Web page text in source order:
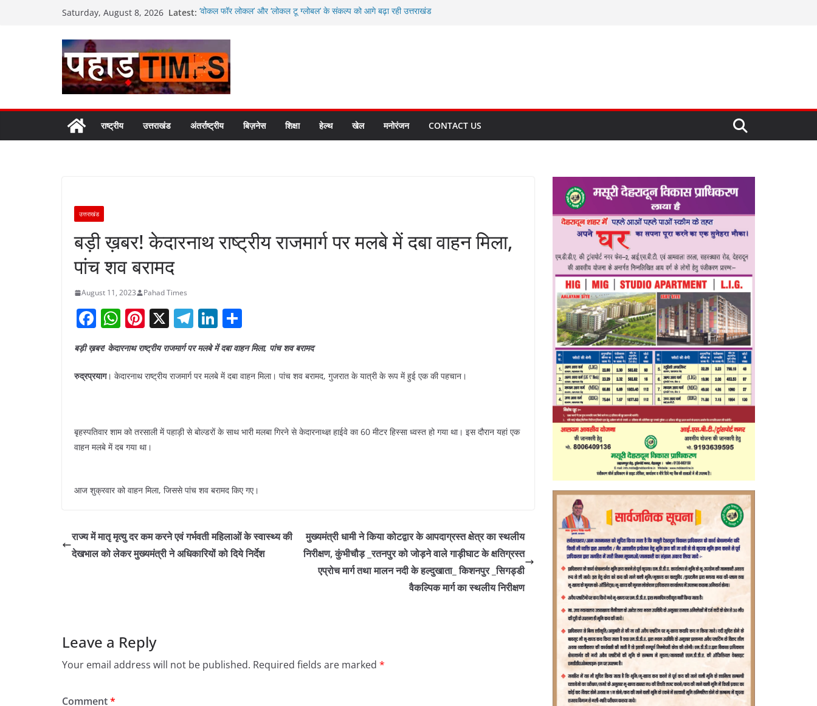
Saturday, August 8, 2026 Latest: ‘वोकल फॉर लोकल’ और ‘लोकल टू ग्लोबल’ के संकल्प को आगे बढ़ा रही उत्तराखंड
अगले दो दिनों में भारी से बहुत भारी वर्षा की संभावना, अलर्ट!
जनकल्याण, रोजगार, शिक्षा, श्रमिक हित और आधारभूत विकास को नई गति : धामी
कैबिनेट के ऐतिहासिक फैसले
राष्ट्रीय उत्तराखंड अंतर्राष्ट्रीय बिज़नेस शिक्षा हेल्थ खेल मनोरंजन CONTACT US
उत्तराखंड
बड़ी ख़बर! केदारनाथ राष्ट्रीय राजमार्ग पर मलबे में दबा वाहन मिला,
पांच शव बरामद
August 11, 2023 Pahad Times
F
c
e
o
k
W
at
s
p
Pi
nt
er
e
X T
e
gr
Li
n
k
e
h
ar
e
बड़ी ख़बर! केदारनाथ राष्ट्रीय राजमार्ग पर मलबे में दबा वाहन मिला, पांच शव बरामद
रुद्रप्रयाग। केदारनाथ राष्ट्रीय राजमार्ग पर मलबे में दबा वाहन मिला। पांच शव बरामद, गुजरात के यात्री के रूप में हुई एक की पहचान।
बृहस्पतिवार शाम को तरसाली में पहाड़ी से बोल्डरों के साथ भारी मलबा गिरने से केदारनाथ्ज्ञ हाईवे का 60 मीटर हिस्सा ध्वस्त हो गया था। इस दौरान यहां एक
वाहन मलबे में दब गया था।
आज शुक्रवार को वाहन मिला, जिससे पांच शव बरामद किए गए।
राज्य में मातृ मृत्यु दर कम करने एवं गर्भवती महिलाओं के स्वास्थ्य की
देखभाल को लेकर मुख्यमंत्री ने अधिकारियों को दिये निर्देश
मुख्यमंत्री धामी ने किया कोटद्वार के आपदाग्रस्त क्षेत्र का स्थलीय
निरीक्षण, कुंभीचौड़ _रतनपुर को जोड़ने वाले गाड़ीघाट के क्षतिग्रस्त
एप्रोच मार्ग तथा मालन नदी के हल्दुखाता_ किशनपुर _सिगड्डी
वैकल्पिक मार्ग का स्थलीय निरीक्षण
Leave a Reply
Your email address will not be published. Required fields are marked *
Comment*